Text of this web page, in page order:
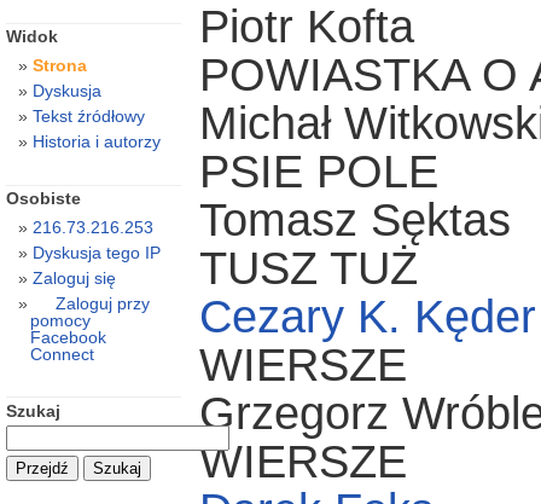
Piotr Kofta
POWIASTKA O
Michał
PSIE POLE
Tomasz Sęktas
TUSZ TUŻ
Cezary K. Kęder
WIERSZE
Grzegorz
WIERSZE
Widok
Strona
Dyskusja
Tekst źródłowy
Historia i autorzy
Osobiste
216.73.216.253
Dyskusja tego IP
Zaloguj się
Zaloguj przy
pomocy
Facebook
Connect
Szukaj